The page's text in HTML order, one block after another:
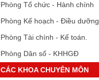
Phòng Tổ chức - Hành chính
Phòng Kế hoạch - Điều dưỡng
Phòng Tài chính - Kế toán.
Phòng Dân số - KHHGĐ
CÁC KHOA CHUYÊN MÔN